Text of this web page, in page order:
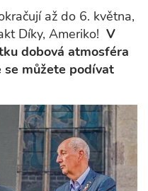
až do 6. května,
Díky, Ameriko! V
dobová atmosféra
můžete podívat